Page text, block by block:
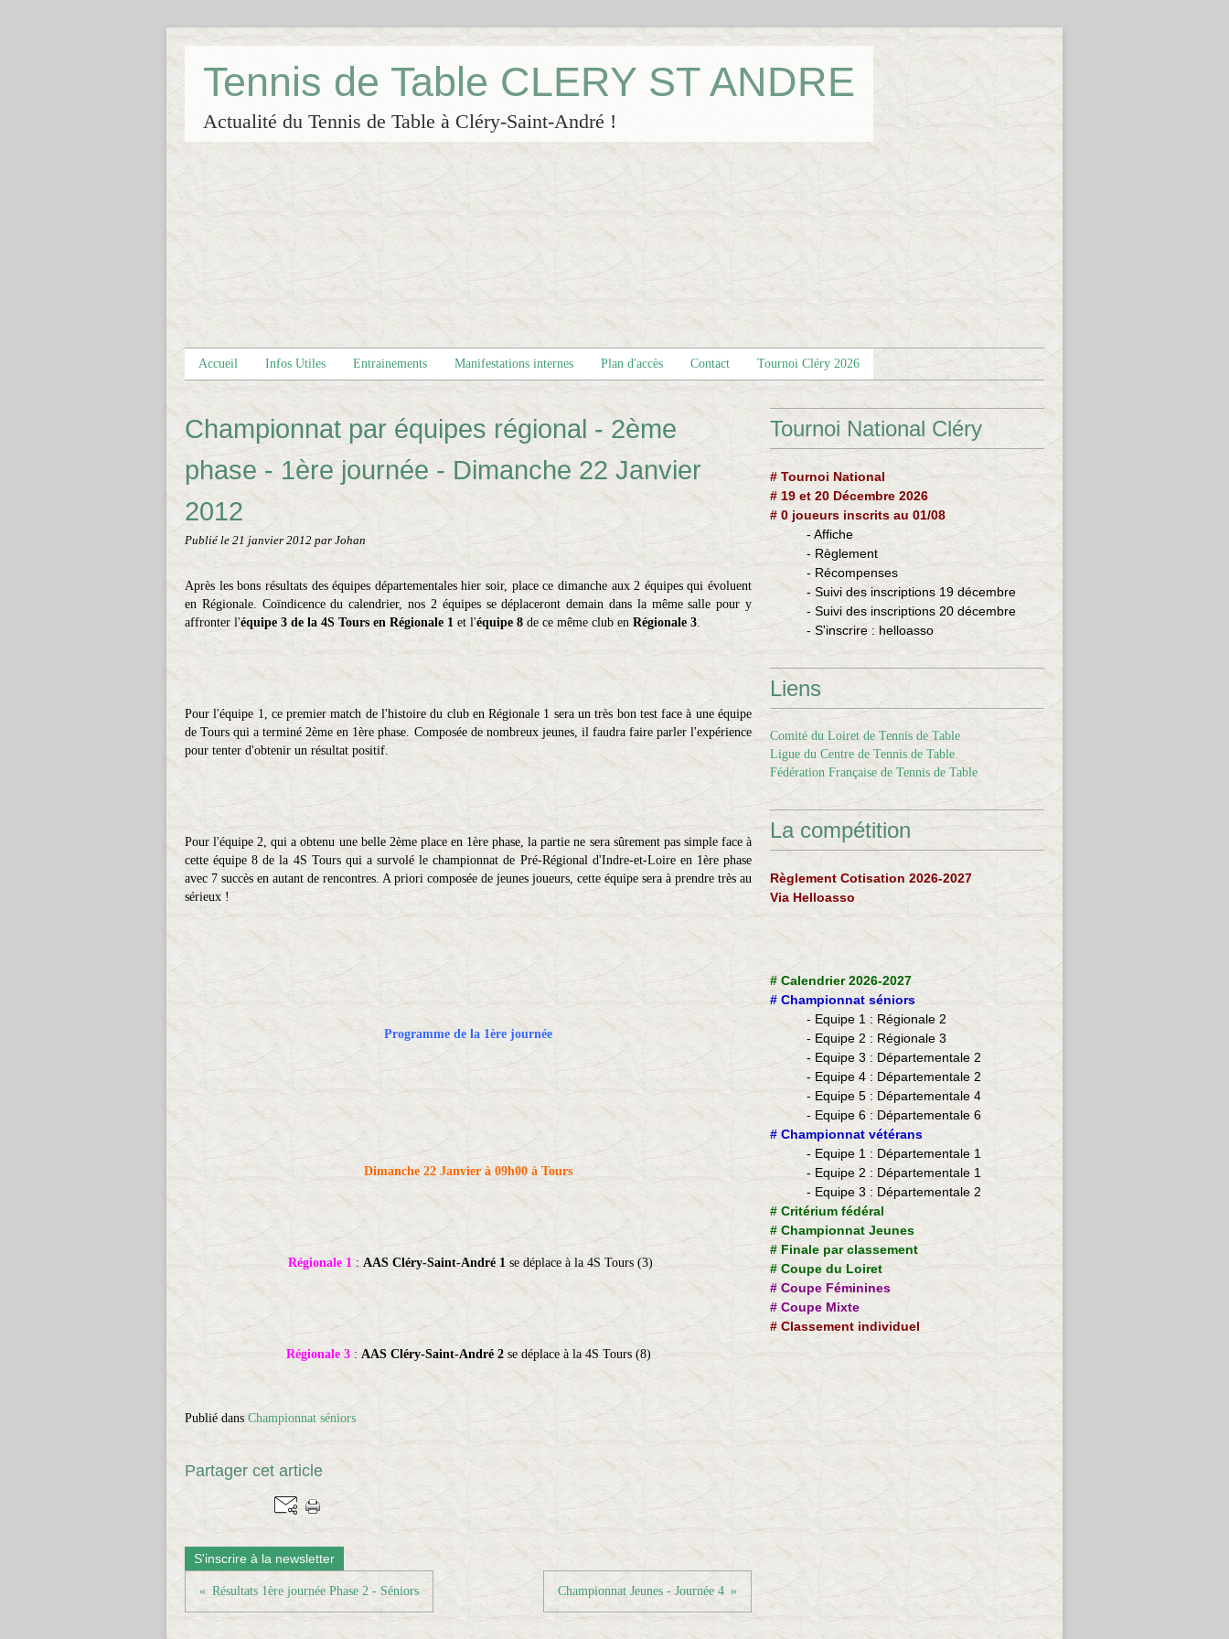
Tennis de Table CLERY ST ANDRE
Actualité du Tennis de Table à Cléry-Saint-André !
Accueil Infos Utiles Entrainements Manifestations internes Plan d'accès Contact Tournoi Cléry 2026
Championnat par équipes régional - 2ème
phase - 1ère journée - Dimanche 22 Janvier
2012
Publié le 21 janvier 2012 par Johan
Après les bons résultats des équipes départementales hier soir, place ce dimanche aux 2 équipes qui évoluent
en Régionale. Coïndicence du calendrier, nos 2 équipes se déplaceront demain dans la même salle pour y
affronter l'équipe 3 de la 4S Tours en Régionale 1 et l'équipe 8 de ce même club en Régionale 3.
Pour l'équipe 1, ce premier match de l'histoire du club en Régionale 1 sera un très bon test face à une équipe
de Tours qui a terminé 2ème en 1ère phase. Composée de nombreux jeunes, il faudra faire parler l'expérience
pour tenter d'obtenir un résultat positif.
Pour l'équipe 2, qui a obtenu une belle 2ème place en 1ère phase, la partie ne sera sûrement pas simple face à
cette équipe 8 de la 4S Tours qui a survolé le championnat de Pré-Régional d'Indre-et-Loire en 1ère phase
avec 7 succès en autant de rencontres. A priori composée de jeunes joueurs, cette équipe sera à prendre très au
sérieux !
Programme de la 1ère journée
Dimanche 22 Janvier à 09h00 à Tours
Régionale 1: AAS Cléry-Saint-André 1se déplace à la 4S Tours (3)
Régionale 3: AAS Cléry-Saint-André 2se déplace à la 4S Tours (8)
Publié dans Championnat séniors
Partager cet article
S'inscrire à la newsletter
Résultats 1ère journée Phase 2 - Séniors Championnat Jeunes - Journée 4
Tournoi National Cléry
# Tournoi National
# 19 et 20 Décembre 2026
# 0 joueurs inscrits au 01/08
- Affiche
- Règlement
- Récompenses
- Suivi des inscriptions 19 décembre
- Suivi des inscriptions 20 décembre
- S'inscrire : helloasso
Liens
Comité du Loiret de Tennis de Table
Ligue du Centre de Tennis de Table
Fédération Française de Tennis de Table
La compétition
Règlement Cotisation 2026-2027
Via Helloasso
# Calendrier 2026-2027
# Championnat séniors
- Equipe 1 : Régionale 2
- Equipe 2 : Régionale 3
- Equipe 3 : Départementale 2
- Equipe 4 : Départementale 2
- Equipe 5 : Départementale 4
- Equipe 6 : Départementale 6
​# Championnat vétérans
- ​Equipe 1 : Départementale 1
- Equipe 2 : Départementale 1
- Equipe 3 : Départementale 2
# Critérium fédéral
# Championnat Jeunes
# Finale par classement
# Coupe du Loiret
# Coupe Féminines
# Coupe Mixte
#Classement individuel